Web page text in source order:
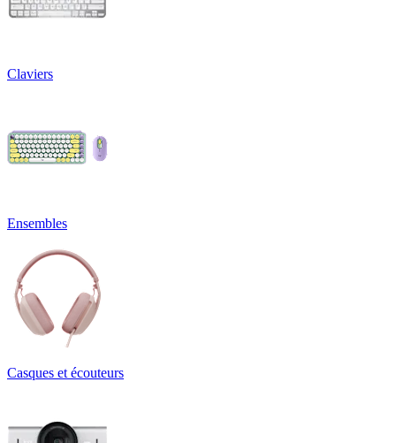
Claviers
Ensembles
Casques et écouteurs